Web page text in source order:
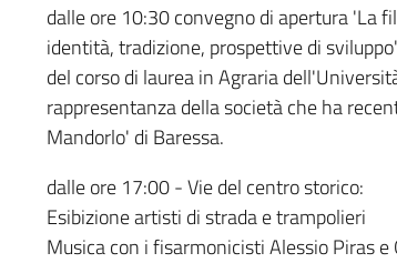
dalle ore 10:30 convegno di apertura 'La
identità, tradizione, prospettive di
del corso di laurea in Agraria
rappresentanza della società che ha
Mandorlo' di Baressa.
dalle ore 17:00 - Vie del centro storico:
Esibizione artisti di strada e trampolieri
Musica con i fisarmonicisti Alessio Piras e